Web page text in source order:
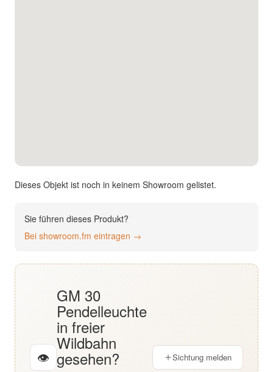
Deutsch
Dieses Objekt ist noch in keinem Showroom gelistet.
Sie führen dieses Produkt?
Bei showroom.fm eintragen →
👁
GM 30
Pendelleuchte
in freier
Wildbahn
gesehen? Sichtung melden